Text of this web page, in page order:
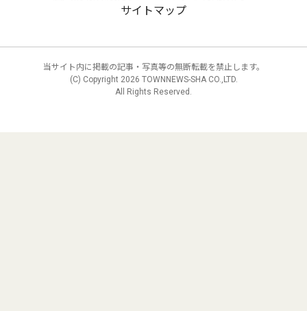
サイトマップ
当サイト内に掲載の記事・写真等の無断転載を禁止します。
(C) Copyright 2026 TOWNNEWS-SHA CO.,LTD.
All Rights Reserved.